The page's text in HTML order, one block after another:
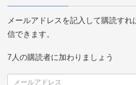
メールアドレスを記入して購読す
信できます。
7人の購読者に加わりましょう